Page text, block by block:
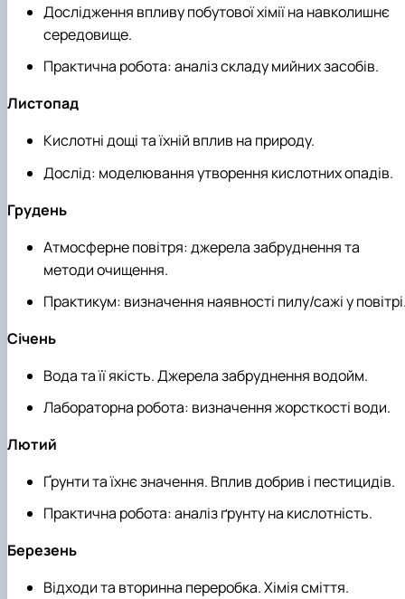
Дослідження впливу побутової хімії на навколишнє
середовище.
Практична робота: аналіз складу мийних засобів.
Листопад
Кислотні дощі та їхній вплив на природу.
Дослід: моделювання утворення кислотних опадів.
Грудень
Атмосферне повітря: джерела забруднення та
методи очищення.
Практикум: визначення наявності пилу/сажі у
Січень
Вода та її якість. Джерела забруднення водойм.
Лабораторна робота: визначення жорсткості води.
Лютий
Ґрунти та їхнє значення. Вплив добрив і пестицидів.
Практична робота: аналіз ґрунту на кислотність.
Березень
Відходи та вторинна переробка. Хімія сміття.